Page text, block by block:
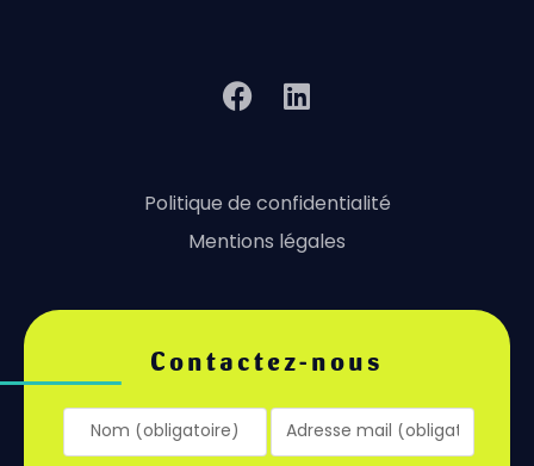
Politique de confidentialité
Mentions légales
Contactez-nous